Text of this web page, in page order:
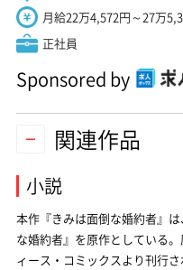
月給22万4,572円～27万
正社員
Sponsored by
関連作品
小説
本作『きみは面倒な婚約者』
な婚約者』を原作としている
ィース・コミックスより刊行